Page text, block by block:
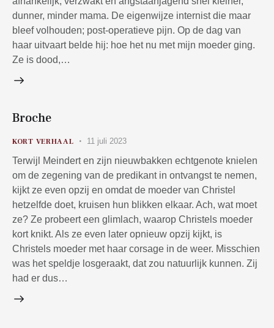
dunner, minder mama. De eigenwijze internist die maar
bleef volhouden; post-operatieve pijn. Op de dag van
haar uitvaart belde hij: hoe het nu met mijn moeder ging.
Ze is dood,…
Broche
KORT VERHAAL 11 juli 2023
Terwijl Meindert en zijn nieuwbakken echtgenote knielen
om de zegening van de predikant in ontvangst te nemen,
kijkt ze even opzij en omdat de moeder van Christel
hetzelfde doet, kruisen hun blikken elkaar. Ach, wat moet
ze? Ze probeert een glimlach, waarop Christels moeder
kort knikt. Als ze even later opnieuw opzij kijkt, is
Christels moeder met haar corsage in de weer. Misschien
was het speldje losgeraakt, dat zou natuurlijk kunnen. Zij
had er dus…